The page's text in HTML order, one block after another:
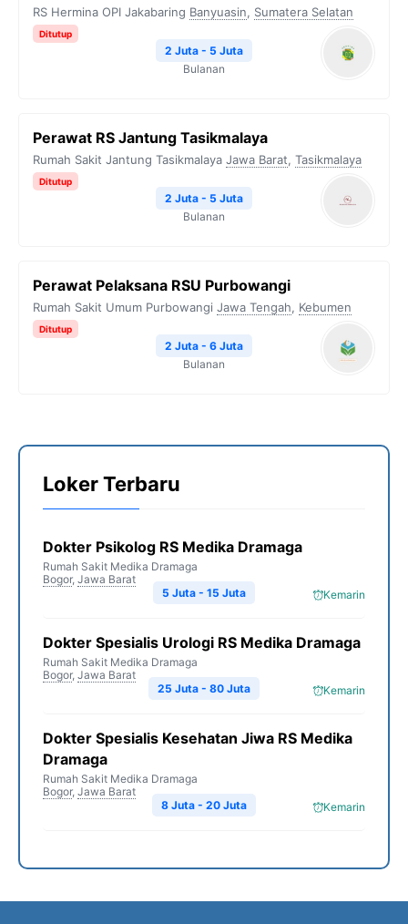
RS Hermina OPI Jakabaring Banyuasin, Sumatera Selatan
Ditutup
2 Juta - 5 Juta
Bulanan
Perawat RS Jantung Tasikmalaya
Rumah Sakit Jantung Tasikmalaya Jawa Barat, Tasikmalaya
Ditutup
2 Juta - 5 Juta
Bulanan
Perawat Pelaksana RSU Purbowangi
Rumah Sakit Umum Purbowangi Jawa Tengah, Kebumen
Ditutup
2 Juta - 6 Juta
Bulanan
Loker Terbaru
Dokter Psikolog RS Medika Dramaga
Rumah Sakit Medika Dramaga
Bogor, Jawa Barat
Kemarin
5 Juta - 15 Juta
Dokter Spesialis Urologi RS Medika Dramaga
Rumah Sakit Medika Dramaga
Bogor, Jawa Barat
Kemarin
25 Juta - 80 Juta
Dokter Spesialis Kesehatan Jiwa RS Medika
Dramaga
Rumah Sakit Medika Dramaga
Bogor, Jawa Barat
Kemarin
8 Juta - 20 Juta